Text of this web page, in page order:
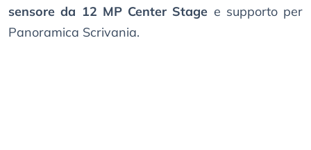
sensore da 12 MP Center Stage e supporto per
Panoramica Scrivania.